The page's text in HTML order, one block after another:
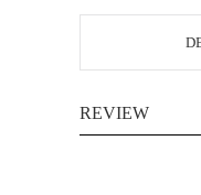
REVIEW